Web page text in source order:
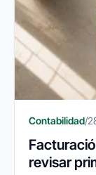
Contabilidad/
revisar